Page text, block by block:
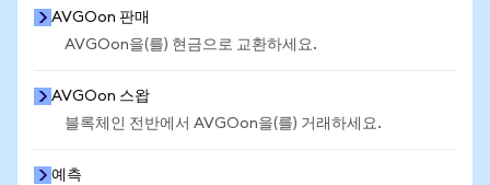
AVGOon 판매
AVGOon을(를) 현금으로 교환하세요.
AVGOon 스왑
블록체인 전반에서 AVGOon을(를) 거래하세요.
예측